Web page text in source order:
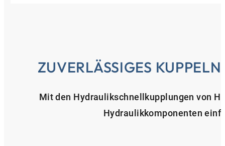
ZUVERLÄSSIGES
Mit den Hydraulikschnellkupplungen von
Hydraulikkomponenten